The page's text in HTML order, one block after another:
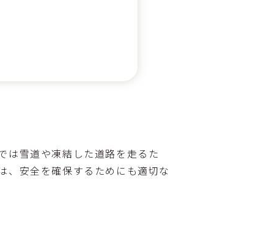
は雪道や凍結した道路を走るた
、安全を確保するためにも適切な